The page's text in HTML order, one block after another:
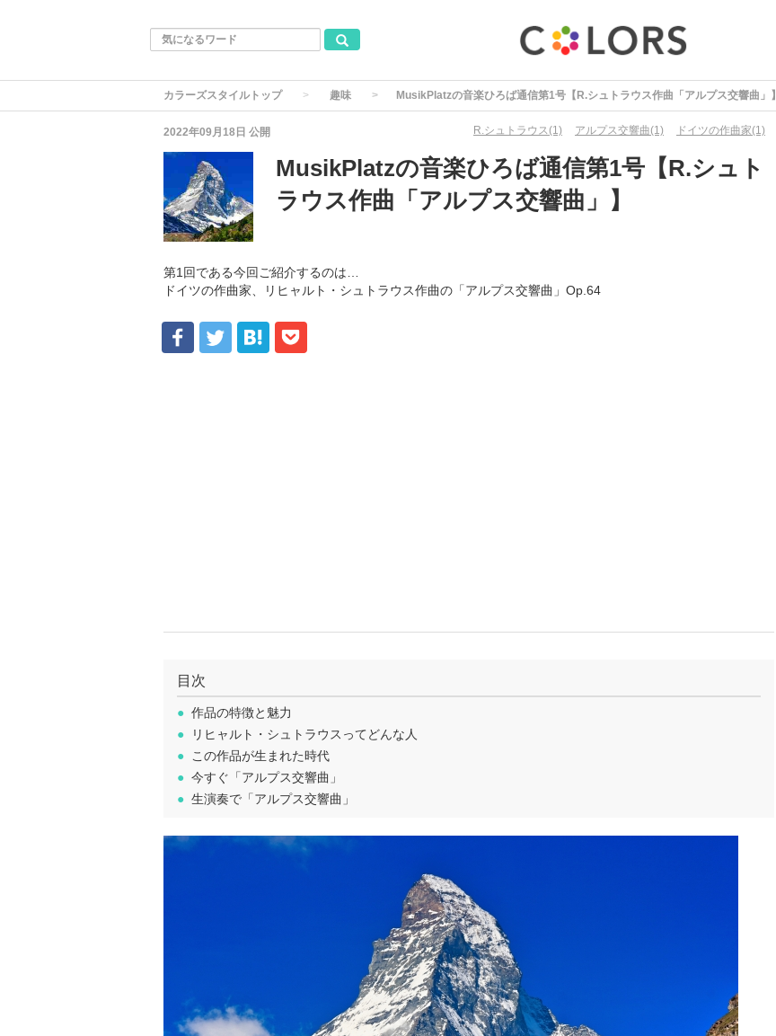
カラーズスタイルトップ 趣味 MusikPlatzの音楽ひろば通信第1号【R.シュトラウス作曲「アルプス交響曲」】
2022年09月18日 公開 R.シュトラウス(1) アルプス交響曲(1) ドイツの作曲家(1)
MusikPlatzの音楽ひろば通信第1号【R.シュト
ラウス作曲「アルプス交響曲」】
第1回である今回ご紹介するのは…
ドイツの作曲家、リヒャルト・シュトラウス作曲の「アルプス交響曲」Op.64
目次
● 作品の特徴と魅力
●
リヒャルト・シュトラウスってどんな人
●
この作品が生まれた時代
● 今すぐ「アルプス交響曲」
● 生演奏で「アルプス交響曲」